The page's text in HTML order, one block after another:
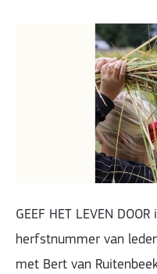
GEEF HET LEVEN
herfstnummer van
met Bert van